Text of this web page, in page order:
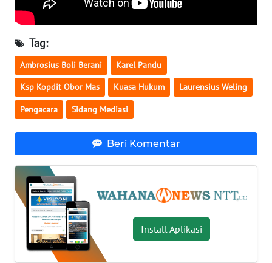
Tag:
Ambrosius Boli Berani Karel Pandu
Ksp Kopdit Obor Mas Kuasa Hukum Laurensius Weling
Pengacara Sidang Mediasi
Beri Komentar
Install Aplikasi
WN
JATENG
WN
NUSANTARA
WN
WN
BALI
WN